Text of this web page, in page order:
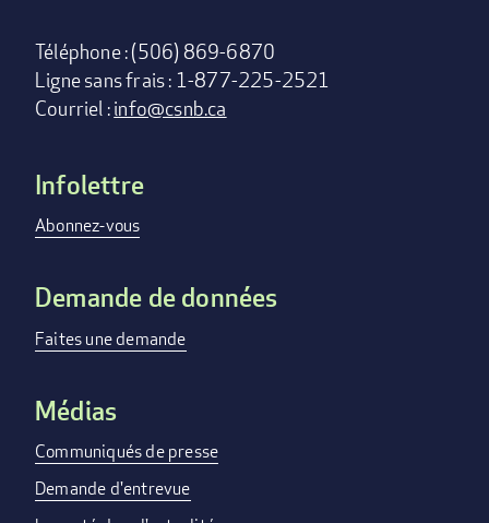
Téléphone : (506) 869-6870
Ligne sans frais : 1-877-225-2521
Courriel :info@csnb.ca
Footer
menu
Infolettre
Abonnez-vous
Demande de données
Faites une demande
Médias
Communiqués de presse
Demande d'entrevue